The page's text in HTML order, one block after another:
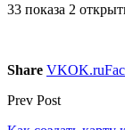
33 показа 2
Share VKOK.ru
Prev Post